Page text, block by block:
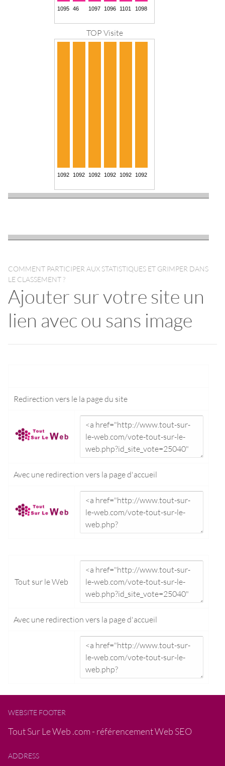
TOP Visite
COMMENT PARTICIPER AUX STATISTIQUES ET GRIMPER DANS
LE CLASSEMENT ?
Ajouter sur votre site un
lien avec ou sans image
Redirection vers le la page du site
Avec une redirection vers la page d'accueil
Tout sur le Web
Avec une redirection vers la page d'accueil
WEBSITE FOOTER
Tout Sur Le Web .com - référencement Web SEO
ADDRESS